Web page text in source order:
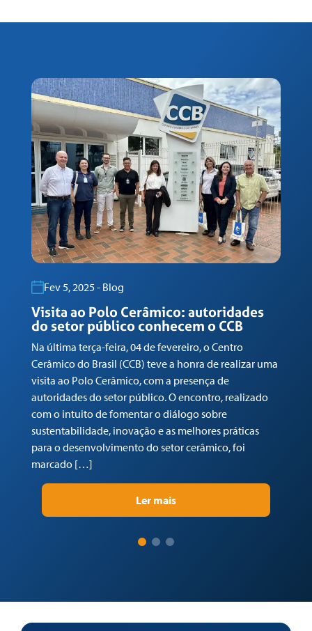
Fev 5, 2025 - Blog
Visita ao Polo Cerâmico: autoridades
do setor público conhecem o CCB
Na última terça-feira, 04 de fevereiro, o Centro
Cerâmico do Brasil (CCB) teve a honra de realizar uma
visita ao Polo Cerâmico, com a presença de
autoridades do setor público. O encontro, realizado
com o intuito de fomentar o diálogo sobre
sustentabilidade, inovação e as melhores práticas
para o desenvolvimento do setor cerâmico, foi
marcado […]
Ler mais